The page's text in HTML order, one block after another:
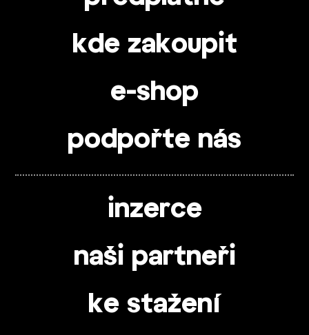
kde zakoupit
e-shop
podpořte nás
inzerce
naši partneři
ke stažení